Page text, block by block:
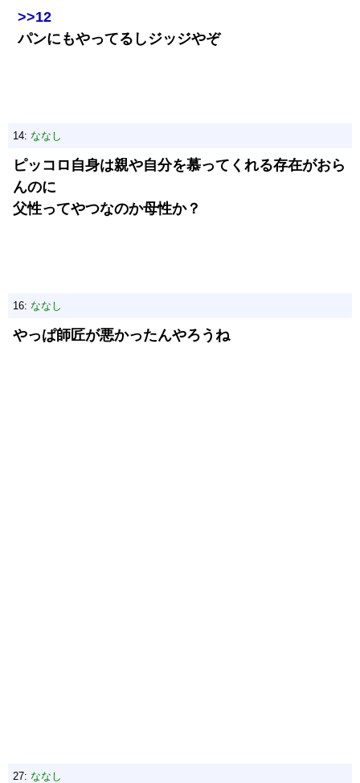
>>12
パンにもやってるしジッジやぞ
14: ななし
ピッコロ自身は親や自分を慕ってくれる存在がおら
んのに
父性ってやつなのか母性か？
16: ななし
やっぱ師匠が悪かったんやろうね
27: ななし